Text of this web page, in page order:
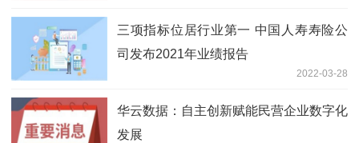
三项指标位居行业第一 中国人寿寿险公
司发布2021年业绩报告
2022-03-28
华云数据：自主创新赋能民营企业数字化
发展